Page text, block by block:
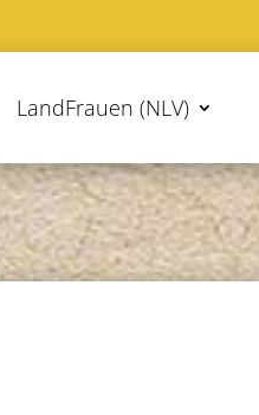
LandFrauen (NLV)